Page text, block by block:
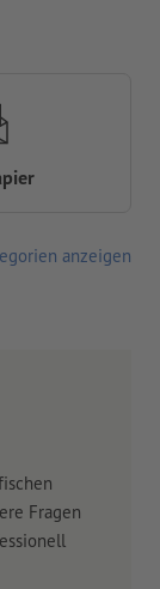
Fragen
anzeigen